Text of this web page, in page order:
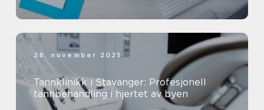
28. november 2025
Tannklinikk i Stavanger: Profesjonell
tannbehandling i hjertet av byen